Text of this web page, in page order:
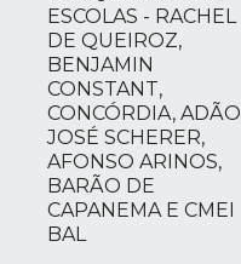
ESCOLAS - RACHEL
DE QUEIROZ,
BENJAMIN
CONSTANT,
CONCÓRDIA, ADÃO
JOSÉ SCHERER,
AFONSO ARINOS,
BARÃO DE
CAPANEMA E CMEI
BAL